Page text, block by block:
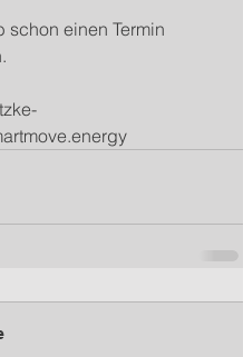
schon einen Termin